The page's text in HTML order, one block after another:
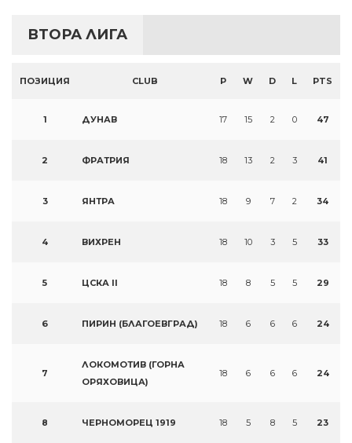
ВТОРА ЛИГА
ПОЗИЦИЯ CLUB P W D L PTS
1 ДУНАВ 17 15 2 0 47
2 ФРАТРИЯ 18 13 2 3 41
3 ЯНТРА 18 9 7 2 34
4 ВИХРЕН 18 10 3 5 33
5 ЦСКА II 18 8 5 5 29
6 ПИРИН (БЛАГОЕВГРАД) 18 6 6 6 24
7
ЛОКОМОТИВ (ГОРНА
ОРЯХОВИЦА)
18 6 6 6 24
8 ЧЕРНОМОРЕЦ 1919 18 5 8 5 23